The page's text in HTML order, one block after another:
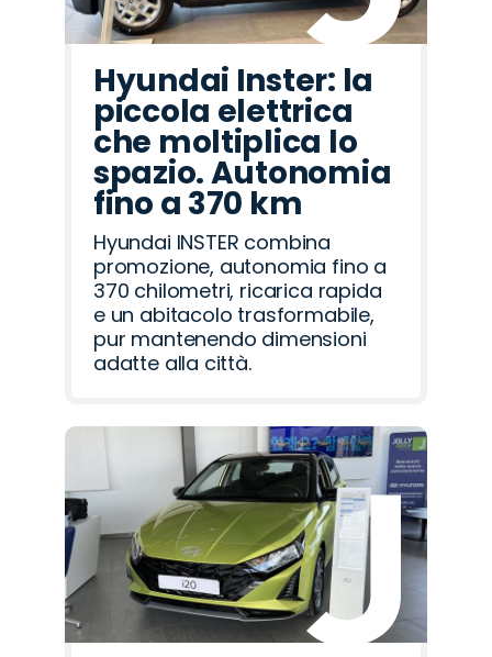
Hyundai Inster: la
piccola elettrica
che moltiplica lo
spazio. Autonomia
fino a 370 km
Hyundai INSTER combina
promozione, autonomia fino a
370 chilometri, ricarica rapida
e un abitacolo trasformabile,
pur mantenendo dimensioni
adatte alla città.